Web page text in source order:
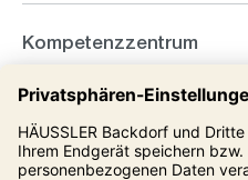
Kompetenzzentrum
Informationen